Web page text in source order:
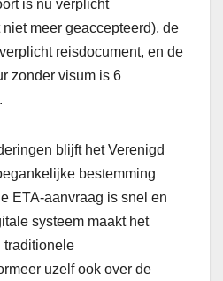
is nu verplicht
meer geaccepteerd), de
reisdocument, en de
zonder visum is 6
blijft het Verenigd
bestemming
ETA-aanvraag is snel en
systeem maakt het
traditionele
uzelf ook over de